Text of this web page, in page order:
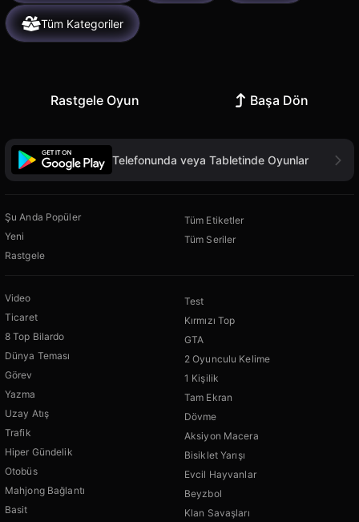
Tüm Kategoriler
Rastgele Oyun Başa Dön
Telefonunda veya Tabletinde Oyunlar
Şu Anda Popüler
Yeni
Rastgele
Tüm Etiketler
Tüm Seriler
Video
Ticaret
8 Top Bilardo
Dünya Teması
Görev
Yazma
Uzay Atış
Trafik
Hiper Gündelik
Otobüs
Mahjong Bağlantı
Basit
Test
Kırmızı Top
GTA
2 Oyunculu Kelime
1 Kişilik
Tam Ekran
Dövme
Aksiyon Macera
Bisiklet Yarışı
Evcil Hayvanlar
Beyzbol
Klan Savaşları